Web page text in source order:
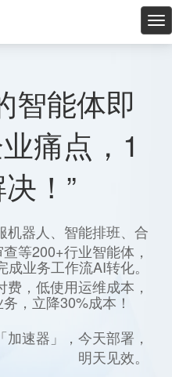
星
智能体即
痛点，1
！”
机器人、智能排班、合
等200+行业智能体，
业务工作流AI转化。
费，低使用运维成本，
，立降30%成本！
速器」，今天部署，
明天见效。